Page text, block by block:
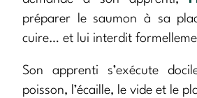
préparer le saumon à sa
cuire… et lui interdit
Son apprenti s’exécute
poisson, l’écaille, le vide et le